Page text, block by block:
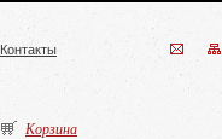
Контакты
Корзина